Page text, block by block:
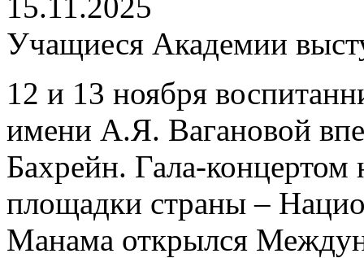
Учащиеся Академии
12 и 13 ноября
имени А.Я. Вагановой
Бахрейн. Гала-концертом
площадки страны –
Манама открылся